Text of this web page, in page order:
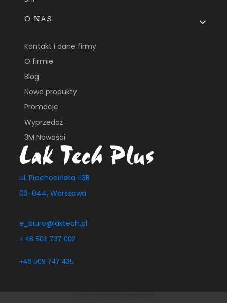
O NAS
Kontakt i dane firmy
O firmie
Blog
Nowe produkty
Promocje
Wyprzedaż
3M Nowości
ul. Płochocińska 113B
03-044, Warszawa
e_biuro@laktech.pl
+ 48 501 737 002
+48 509 747 435